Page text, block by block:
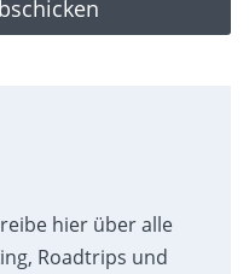
hier über alle
Roadtrips und